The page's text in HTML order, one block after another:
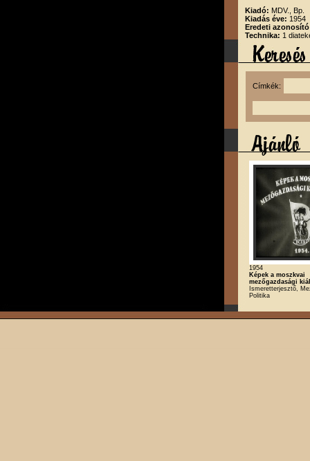
Kiadó: MDV., Bp.
Kiadás éve: 1954
Eredeti
Technika: 1
Címkék:
1954
Képek a moszkvai
mezőgazdasági
Ismeretterjesztő,
Politika